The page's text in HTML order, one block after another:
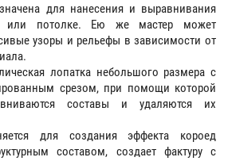
для нанесения и выравнивания
или потолке. Ею же мастер может
узоры и рельефы в зависимости от
лопатка небольшого размера с
срезом, при помощи которой
составы и удаляются их
для создания эффекта короед
составом, создает фактуру с